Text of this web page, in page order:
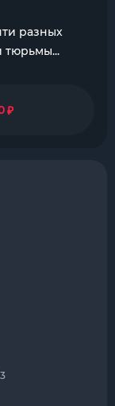
разных
тюрьмы...
₽